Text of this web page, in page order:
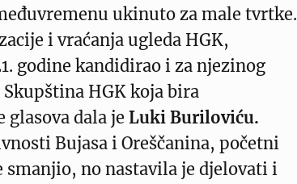
ukinuto za male tvrtke.
i vraćanja ugleda HGK,
godine kandidirao i za njezinog
HGK koja bira
glasova dala je Luki Buriloviću.
Bujasa i Oreščanina, početni
smanjio, no nastavila je djelovati i